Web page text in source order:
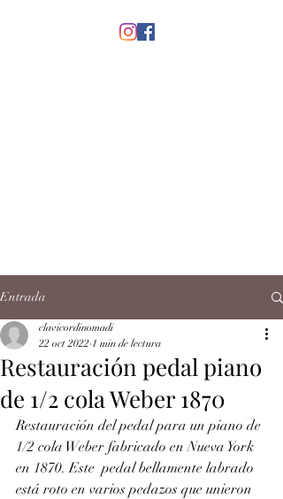
Entrada
Restauración pedal piano
de 1/2 cola Weber 1870
clavicordinomadi
22 oct 2022 1 min de lectura
Restauración del pedal para un piano de
1/2 cola Weber fabricado en Nueva York
en 1870. Este  pedal bellamente labrado
está roto en varios pedazos que unieron